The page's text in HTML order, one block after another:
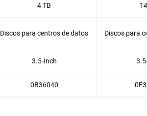
4 TB
Discos para centros de datos Discos para
3.5-Inch
0B36040